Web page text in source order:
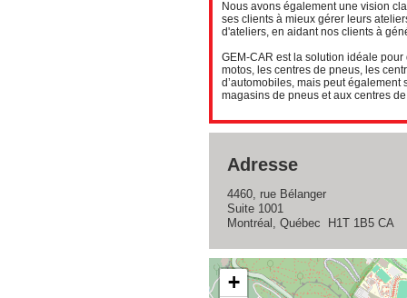
Nous avons également une vision
ses clients à mieux gérer leurs
d'ateliers, en aidant nos clients à
GEM-CAR est la solution idéale
motos, les centres de pneus, les
d’automobiles, mais peut
magasins de pneus et aux centres
Adresse
4460, rue Bélanger
Suite 1001
Montréal, Québec H1T 1B5 CA
+